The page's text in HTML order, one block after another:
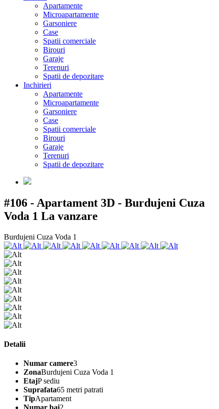
Apartamente
Microapartamente
Garsoniere
Case
Spatii comerciale
Birouri
Garaje
Terenuri
Spatii de depozitare
Inchirieri
Apartamente
Microapartamente
Garsoniere
Case
Spatii comerciale
Birouri
Garaje
Terenuri
Spatii de depozitare
#106 - Apartament 3D - Burdujeni Cuza
Voda 1 La vanzare
Burdujeni Cuza Voda 1
Detalii
Numar camere3
ZonaBurdujeni Cuza Voda 1
EtajP sediu
Suprafata65 metri patrati
TipApartament